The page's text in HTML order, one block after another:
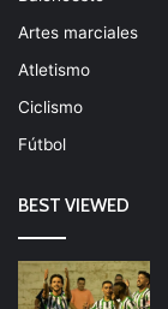
Artes marciales
Atletismo
Ciclismo
Fútbol
BEST VIEWED